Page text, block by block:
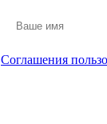
Соглашения